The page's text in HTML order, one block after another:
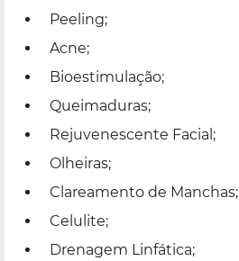
Peeling;
Acne;
Bioestimulação;
Queimaduras;
Rejuvenescente Facial;
Olheiras;
Clareamento de Manchas;
Celulite;
Drenagem Linfática;